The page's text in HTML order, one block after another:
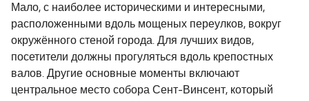
Мало, с наиболее историческими и интересными,
расположенными вдоль мощеных переулков, вокруг
окружённого стеной города. Для лучших видов,
посетители должны прогуляться вдоль крепостных
валов. Другие основные моменты включают
центральное место собора Сент-Винсент, который